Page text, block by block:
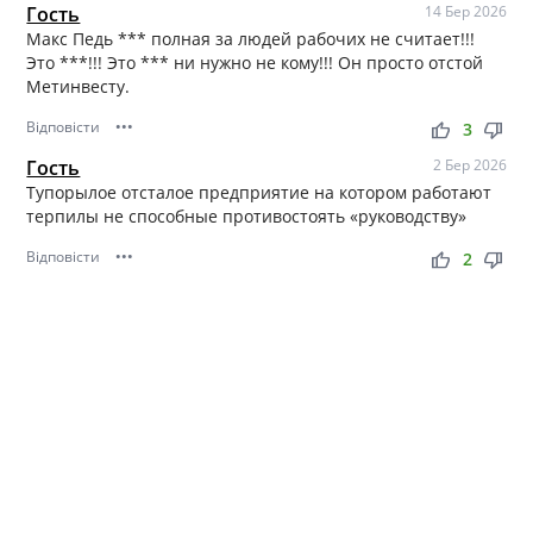
Гость 14 Бер 2026
Макс Педь *** полная за людей рабочих не считает!!!
Это ***!!! Это *** ни нужно не кому!!! Он просто отстой
Метинвесту.
Відповісти ••• thumb_up thumb_down
3
Гость 2 Бер 2026
Тупорылое отсталое предприятие на котором работают
терпилы не способные противостоять «руководству»
Відповісти ••• thumb_up thumb_down
2